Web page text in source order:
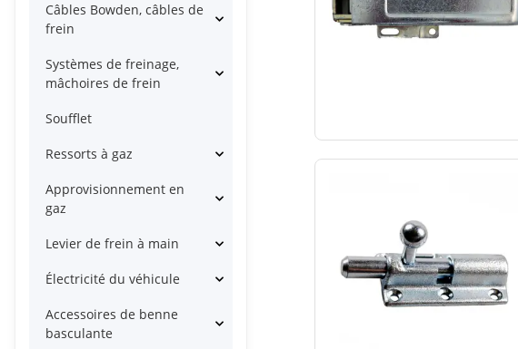
Câbles Bowden, câbles de
frein
Systèmes de freinage,
mâchoires de frein
Soufflet
Ressorts à gaz
Approvisionnement en
gaz
Levier de frein à main
Électricité du véhicule
Accessoires de benne
basculante